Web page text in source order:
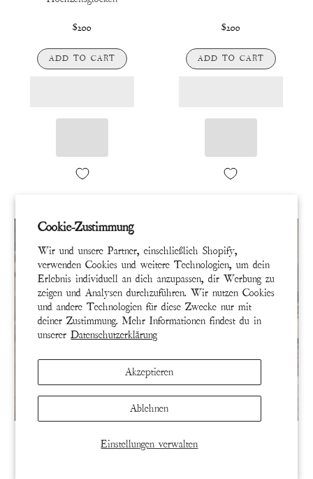
Cookie-Zustimmung
Wir und unsere Partner, einschließlich Shopify,
verwenden Cookies und weitere Technologien, um dein
Erlebnis individuell an dich anzupassen, dir Werbung zu
zeigen und Analysen durchzuführen. Wir nutzen Cookies
und andere Technologien für diese Zwecke nur mit
deiner Zustimmung. Mehr Informationen findest du in
unsererDatenschutzerklärung
Einstellungen verwalten
Akzeptieren
Ablehnen
$200
ADD TO CART
$200
ADD TO CART
Ich liebe dich Spirit Dragon
Ich gehöre dir über die